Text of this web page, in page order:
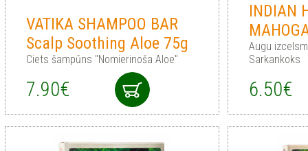
VATIKA SHAMPOO BAR
Scalp Soothing Aloe 75g
Ciets šampūns "Nomierinoša Aloe"
7.90€
INDIAN
Augu
Sarkankoks
6.50€